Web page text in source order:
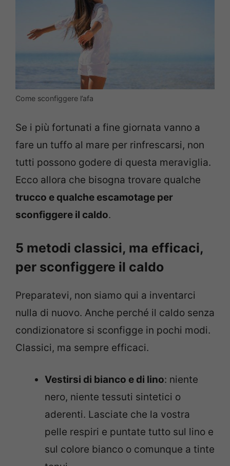
Come sconfiggere l’afa
Se i più fortunati a fine giornata vanno a
fare un tuffo al mare per rinfrescarsi, non
tutti possono godere di questa meraviglia.
Ecco allora che bisogna trovare qualche
trucco e qualche escamotage per
sconfiggere il caldo.
5 metodi classici, ma efficaci,
per sconfiggere il caldo
Preparatevi, non siamo qui a inventarci
nulla di nuovo. Anche perché il caldo senza
condizionatore si sconfigge in pochi modi.
Classici, ma sempre efficaci.
Vestirsi di bianco e di lino: niente
nero, niente tessuti sintetici o
aderenti. Lasciate che la vostra
pelle respiri e puntate tutto sul lino e
sul colore bianco o comunque a tinte